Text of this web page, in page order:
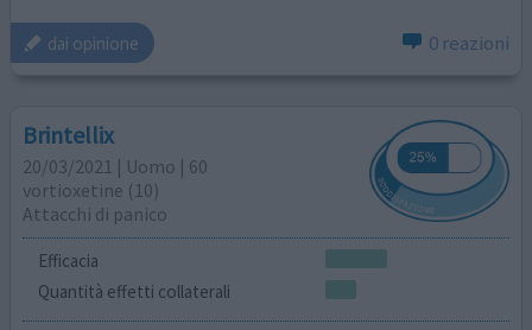
dai opinione 0 reazioni
Brintellix
20/03/2021 | Uomo | 60
vortioxetine (10)
Attacchi di panico
Efficacia
Quantità effetti collaterali